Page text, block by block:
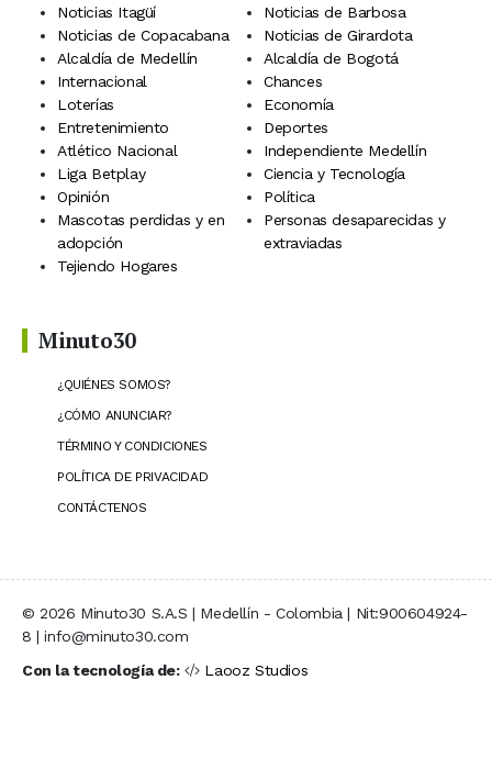
Noticias Itagüí
Noticias de Barbosa
Noticias de Copacabana
Noticias de Girardota
Alcaldía de Medellín
Alcaldía de Bogotá
Internacional
Chances
Loterías
Economía
Entretenimiento
Deportes
Atlético Nacional
Independiente Medellín
Liga Betplay
Ciencia y Tecnología
Opinión
Política
Mascotas perdidas y en
adopción
Personas desaparecidas y
extraviadas
Tejiendo Hogares
Minuto30
¿QUIÉNES SOMOS?
¿CÓMO ANUNCIAR?
TÉRMINO Y CONDICIONES
POLÍTICA DE PRIVACIDAD
CONTÁCTENOS
© 2026 Minuto30 S.A.S | Medellín - Colombia | Nit:900604924-
8 | info@minuto30.com
Con la tecnología de:
Laooz Studios